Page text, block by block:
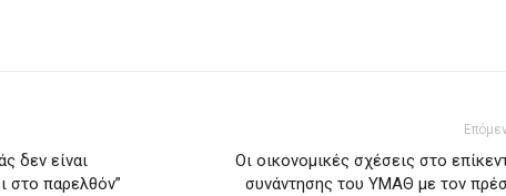
δεν είναι
στο παρελθόν”
Οι οικονομικές σχέσεις στο
συνάντησης του ΥΜΑΘ με τον